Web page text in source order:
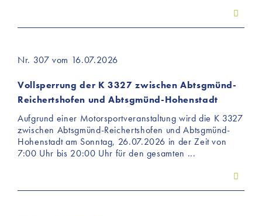
Nr. 307 vom 16.07.2026
Vollsperrung der K 3327 zwischen Abtsgmünd-
Reichertshofen und Abtsgmünd-Hohenstadt
Aufgrund einer Motorsportveranstaltung wird die K 3327
zwischen Abtsgmünd-Reichertshofen und Abtsgmünd-
Hohenstadt am Sonntag, 26.07.2026 in der Zeit von
7:00 Uhr bis 20:00 Uhr für den gesamten ...